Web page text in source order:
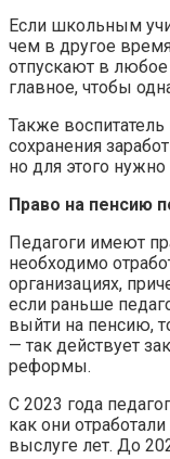
Если школьным
чем в другое время
отпускают в
главное, чтобы
Также
сохранения
но для этого нужно
Право на пенсию
Педагоги имеют
необходимо
организациях,
если раньше
выйти на пенсию,
— так действует
реформы.
С 2023 года
как они
выслуге лет. До